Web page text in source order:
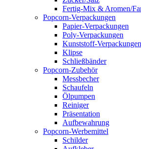
Fertig-Mix & Aromen/
Popcorn-Verpackungen
Papier-Verpackungen
Poly-Verpackungen
Kunststoff-Verpackungen
Klipse
Schließbänder
Popcorn-Zubehör
Messbecher
Schaufeln
Ölpumpen
Reiniger
Präsentation
Aufbewahrung
Popcorn-Werbemittel
Schilder